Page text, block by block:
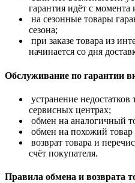
гарантия идёт с момента
на сезонные товары
сезона;
при заказе товара из
начинается со дня
Обслуживание по гарантии
устранение
сервисных центрах;
обмен на аналогичный
обмен на похожий товар
возврат товара и
счёт покупателя.
Правила обмена и возврата